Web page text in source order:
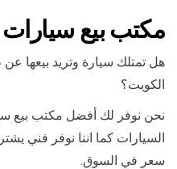
مكتب بيع سيارات
هل تمتلك سيارة وتريد بيعها
الكويت؟
نحن نوفر لك أفضل مكتب بيع
السيارات كما اننا نوفر فني
سعر في السوق.